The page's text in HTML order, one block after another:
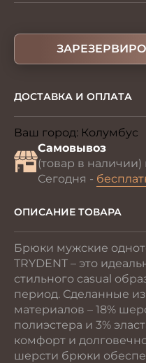
ДОСТАВКА И ОПЛАТА
Ваш город: Колумбус
Самовывоз
(товар в наличии)
Сегодня -
ОПИСАНИЕ ТОВАРА
Брюки мужские
TRYDENT – это
стильного casual
период. Сделанные
материалов – 18%
полиэстера и 3%
комфорт и
шерсти брюки